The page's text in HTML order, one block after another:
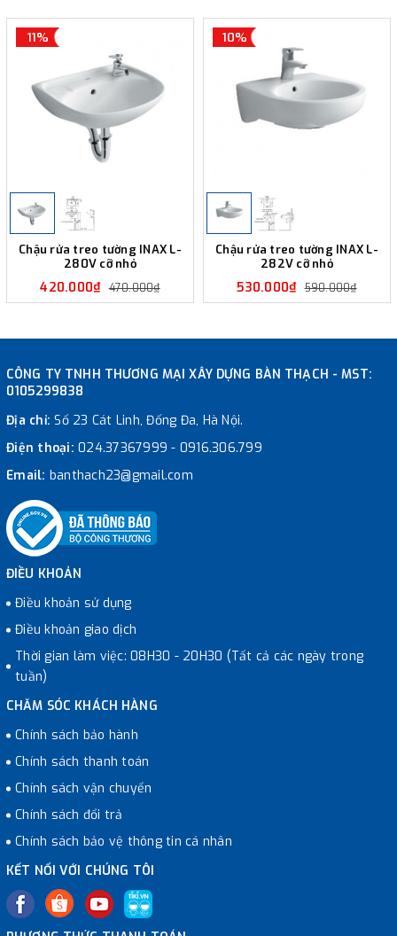
11%
Chậu rửa treo tường INAX L-
280V cỡ nhỏ
420.000₫ 470.000₫
10%
Chậu rửa treo tường INAX L-
282V cỡ nhỏ
530.000₫ 590.000₫
CÔNG TY TNHH THƯƠNG MẠI XÂY DỰNG BÀN THẠCH - MST:
0105299838
Địa chỉ:Số 23 Cát Linh, Đống Đa, Hà Nội.
Điện thoại: 024.37367999 - 0916.306.799
Email: banthach23@gmail.com
ĐIỀU KHOẢN
Điều khoản sử dụng
Điều khoản giao dịch
Thời gian làm việc: 08H30 - 20H30 (Tất cả các ngày trong
tuần)
CHĂM SÓC KHÁCH HÀNG
Chính sách bảo hành
Chính sách thanh toán
Chính sách vận chuyển
Chính sách đổi trả
Chính sách bảo vệ thông tin cá nhân
KẾT NỐI VỚI CHÚNG TÔI